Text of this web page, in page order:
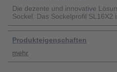
Die dezente und innovative
Sockel. Das Sockelprofil SL16X2
Produkteigenschaften
mehr